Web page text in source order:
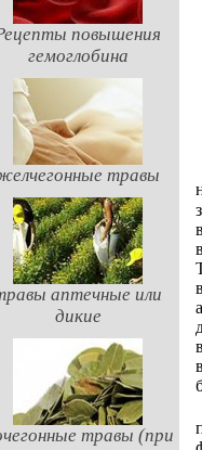
повышения
гемоглобина
травы
аптечные или
дикие
травы (при